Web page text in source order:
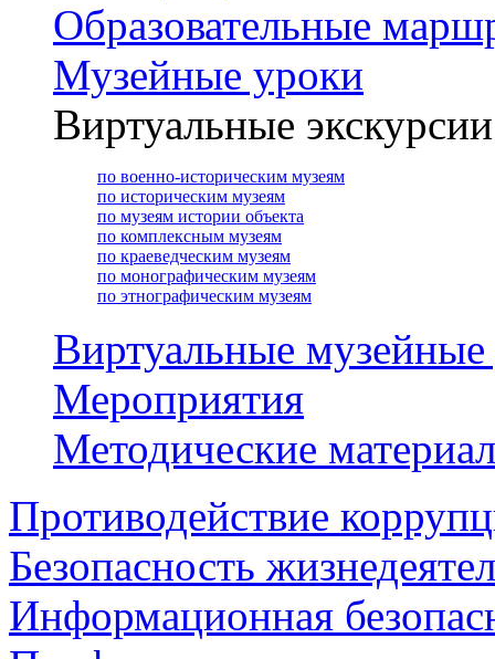
Образовательные
Музейные уроки
Виртуальные экскурсии
по военно-историческим музеям
по историческим музеям
по музеям истории объекта
по комплексным музеям
по краеведческим музеям
по монографическим музеям
по этнографическим музеям
Виртуальные
Мероприятия
Методические
Противодействие
Безопасность
Информационная